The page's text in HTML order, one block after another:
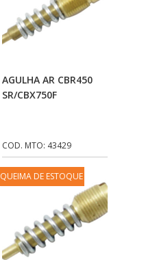
Adicionar Ao
Carrinho
AGULHA AR CBR450
SR/CBX750F
COD. MTO: 43429
QUEIMA DE ESTOQUE